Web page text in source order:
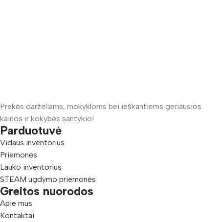
Prekės darželiams, mokykloms bei ieškantiems geriausios
kainos ir kokybės santykio!
Parduotuvė
Vidaus inventorius
Priemonės
Lauko inventorius
STEAM ugdymo priemonės
Greitos nuorodos
Apie mus
Kontaktai